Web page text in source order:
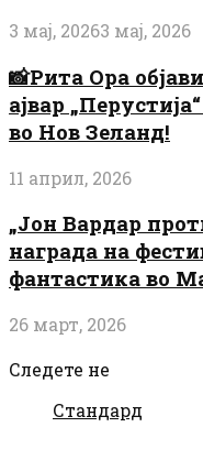
3 мај, 20263 мај, 2026
📸Рита Ора
ајвар
во Нов Зеланд!
11 април, 2026
„Јон Вардар
награда на
фантастика во
26 март, 2026
Следете не
Стандард